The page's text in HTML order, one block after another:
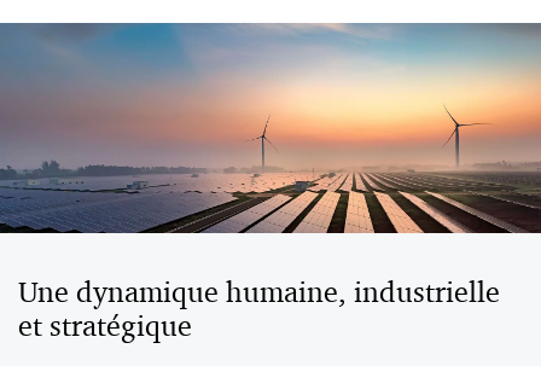
Une dynamique humaine, industrielle
et stratégique